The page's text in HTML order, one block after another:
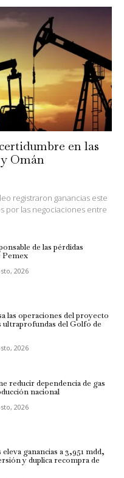
en las
Omán
registraron ganancias este
por las negociaciones entre
de las pérdidas
Pemex
2026
las operaciones del proyecto
ultraprofundas del Golfo de
2026
reducir dependencia de gas
nacional
2026
ganancias a 3,951 mdd,
y duplica recompra de